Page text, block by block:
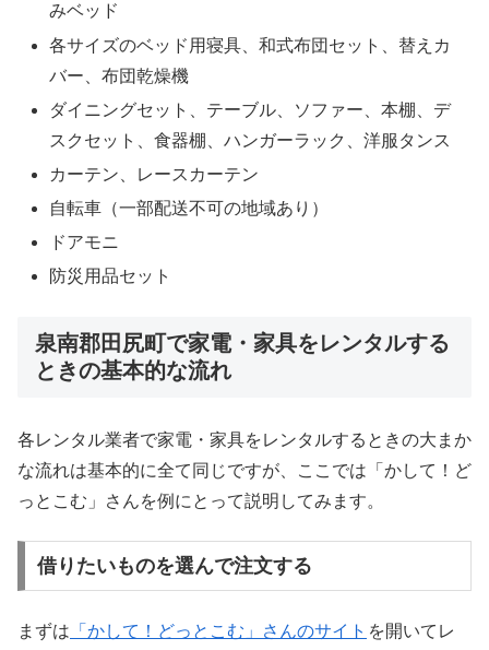
みベッド
各サイズのベッド用寝具、和式布団セット、替えカ
バー、布団乾燥機
ダイニングセット、テーブル、ソファー、本棚、デ
スクセット、食器棚、ハンガーラック、洋服タンス
カーテン、レースカーテン
自転車（一部配送不可の地域あり）
ドアモニ
防災用品セット
泉南郡田尻町で家電・家具をレンタルする
ときの基本的な流れ
各レンタル業者で家電・家具をレンタルするときの大まか
な流れは基本的に全て同じですが、ここでは「かして！ど
っとこむ」さんを例にとって説明してみます。
借りたいものを選んで注文する
まずは 「かして！どっとこむ」さんのサイト を開いてレ